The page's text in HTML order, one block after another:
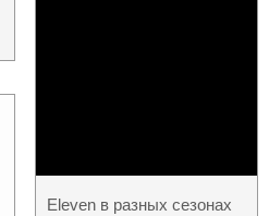
Eleven в разных сезонах